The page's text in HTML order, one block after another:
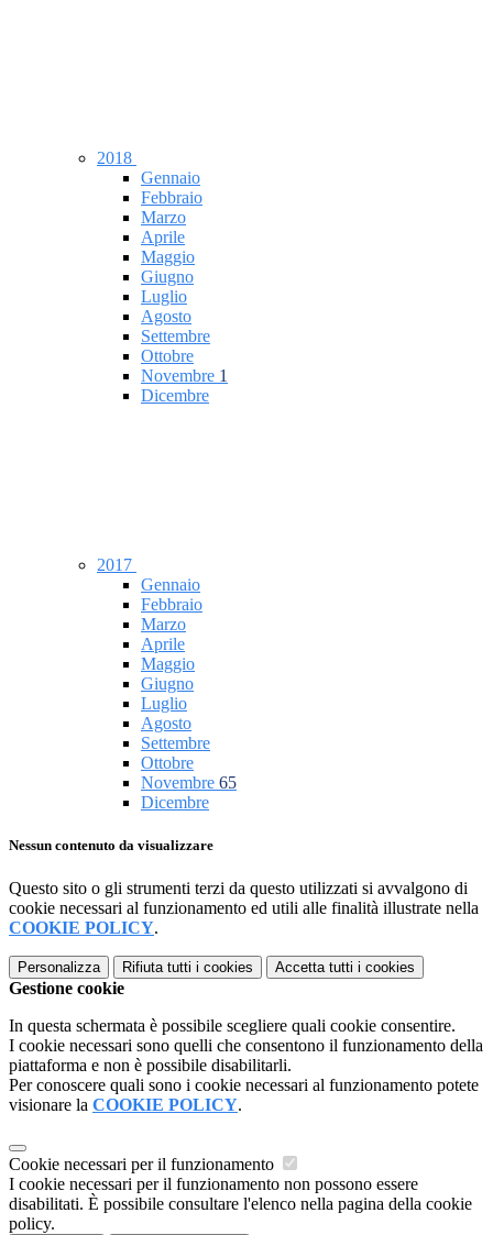
2018
Gennaio
Febbraio
Marzo
Aprile
Maggio
Giugno
Luglio
Agosto
Settembre
Ottobre
Novembre 1
Dicembre
2017
Gennaio
Febbraio
Marzo
Aprile
Maggio
Giugno
Luglio
Agosto
Settembre
Ottobre
Novembre 65
Dicembre
Nessun contenuto da visualizzare
Questo sito o gli strumenti terzi da questo utilizzati si avvalgono di
cookie necessari al funzionamento ed utili alle finalità illustrate nella
COOKIE POLICY.
Personalizza Rifiuta tutti i cookies Accetta tutti i cookies
Gestione cookie
In questa schermata è possibile scegliere quali cookie consentire.
I cookie necessari sono quelli che consentono il funzionamento della
piattaforma e non è possibile disabilitarli.
Per conoscere quali sono i cookie necessari al funzionamento potete
visionare la COOKIE POLICY.
Cookie necessari per il funzionamento
I cookie necessari per il funzionamento non possono essere
disabilitati. È possibile consultare l'elenco nella pagina della cookie
policy.